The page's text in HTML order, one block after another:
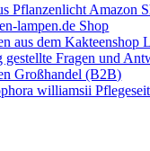
Pflanzenlicht Amazon
lampen.de Shop
aus dem Kakteenshop
gestellte Fragen und
Großhandel (B2B)
williamsii